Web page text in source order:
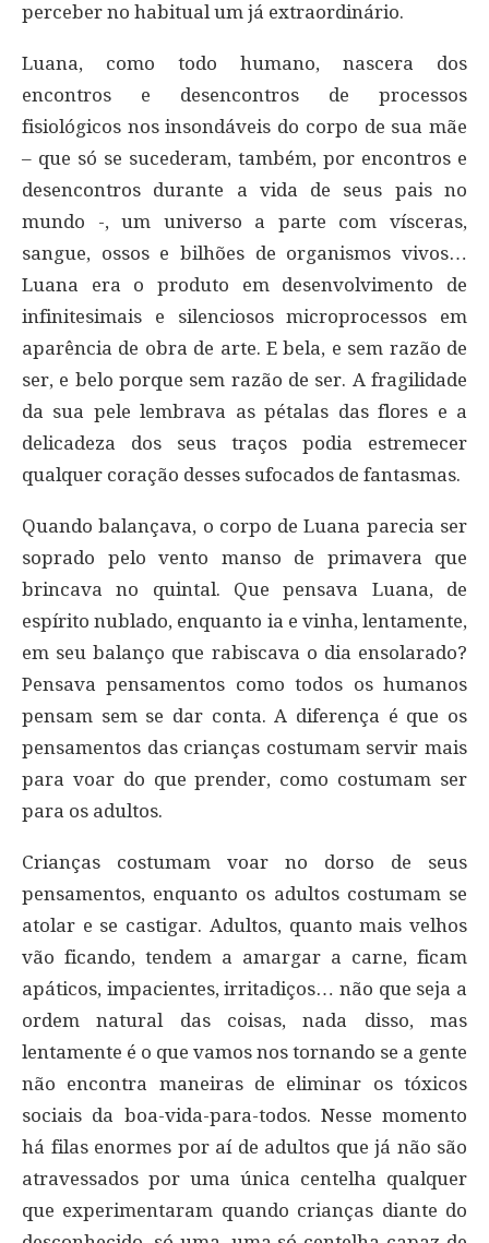
perceber no habitual um já extraordinário.
Luana, como todo humano, nascera dos
encontros e desencontros de processos
fisiológicos nos insondáveis do corpo de sua mãe
– que só se sucederam, também, por encontros e
desencontros durante a vida de seus pais no
mundo -, um universo a parte com vísceras,
sangue, ossos e bilhões de organismos vivos…
Luana era o produto em desenvolvimento de
infinitesimais e silenciosos microprocessos em
aparência de obra de arte. E bela, e sem razão de
ser, e belo porque sem razão de ser. A fragilidade
da sua pele lembrava as pétalas das flores e a
delicadeza dos seus traços podia estremecer
qualquer coração desses sufocados de fantasmas.
Quando balançava, o corpo de Luana parecia ser
soprado pelo vento manso de primavera que
brincava no quintal. Que pensava Luana, de
espírito nublado, enquanto ia e vinha, lentamente,
em seu balanço que rabiscava o dia ensolarado?
Pensava pensamentos como todos os humanos
pensam sem se dar conta. A diferença é que os
pensamentos das crianças costumam servir mais
para voar do que prender, como costumam ser
para os adultos.
Crianças costumam voar no dorso de seus
pensamentos, enquanto os adultos costumam se
atolar e se castigar. Adultos, quanto mais velhos
vão ficando, tendem a amargar a carne, ficam
apáticos, impacientes, irritadiços… não que seja a
ordem natural das coisas, nada disso, mas
lentamente é o que vamos nos tornando se a gente
não encontra maneiras de eliminar os tóxicos
sociais da boa-vida-para-todos. Nesse momento
há filas enormes por aí de adultos que já não são
atravessados por uma única centelha qualquer
que experimentaram quando crianças diante do